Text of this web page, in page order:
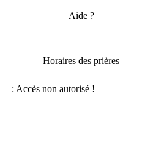
Aide ?
Horaires des prières